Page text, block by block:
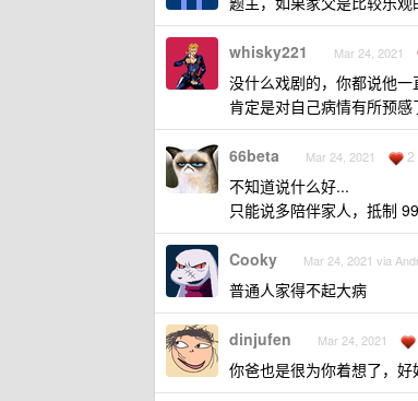
whisky221 Mar 24, 2021
没什么戏剧的，你都说他一
肯定是对自己病情有所预感
66beta Mar 24, 2021 2
不知道说什么好...
只能说多陪伴家人，抵制
Cooky Mar 24, 2021 via
普通人家得不起大病
dinjufen Mar 24, 2021
你爸也是很为你着想了，好